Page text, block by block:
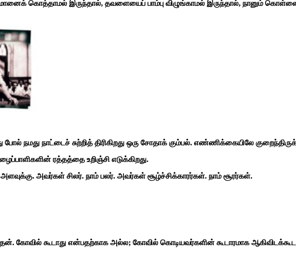
கொத்தாமல் இருந்தால், தவளையைப் பாம்பு விழுங்காமல் இருந்தால், நானும் கொள்ளை
போல் நமது நாட்டைச் சுற்றித் திரிகிறது ஒரு சோதாக் கும்பல். எண்ணிக்கையிலே
ரத்தத்தை உறிஞ்சி எடுக்கிறது.
அளவுக்கு. அவர்கள் சிலர். நாம் பலர். அவர்கள் சூழ்ச்சிக்காரர்கள். நாம் சூரர்கள்.
கோவில் கூடாது என்பதற்காக அல்ல; கோவில் கொடியவர்களின் கூடாரமாக